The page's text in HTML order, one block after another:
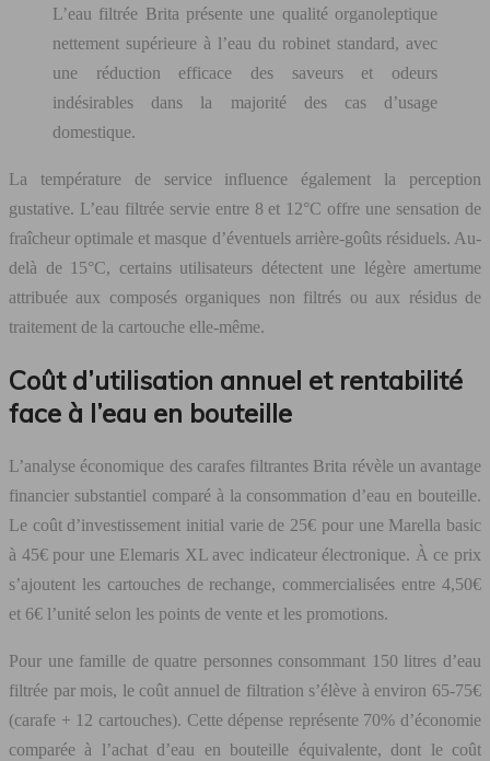
L’eau filtrée Brita présente une qualité organoleptique
nettement supérieure à l’eau du robinet standard, avec
une réduction efficace des saveurs et odeurs
indésirables dans la majorité des cas d’usage
domestique.
La température de service influence également la perception
gustative. L’eau filtrée servie entre 8 et 12°C offre une sensation de
fraîcheur optimale et masque d’éventuels arrière-goûts résiduels. Au-
delà de 15°C, certains utilisateurs détectent une légère amertume
attribuée aux composés organiques non filtrés ou aux résidus de
traitement de la cartouche elle-même.
Coût d’utilisation annuel et rentabilité
face à l’eau en bouteille
L’analyse économique des carafes filtrantes Brita révèle un avantage
financier substantiel comparé à la consommation d’eau en bouteille.
Le coût d’investissement initial varie de 25€ pour une Marella basic
à 45€ pour une Elemaris XL avec indicateur électronique. À ce prix
s’ajoutent les cartouches de rechange, commercialisées entre 4,50€
et 6€ l’unité selon les points de vente et les promotions.
Pour une famille de quatre personnes consommant 150 litres d’eau
filtrée par mois, le coût annuel de filtration s’élève à environ 65-75€
(carafe + 12 cartouches). Cette dépense représente 70% d’économie
comparée à l’achat d’eau en bouteille équivalente, dont le coût